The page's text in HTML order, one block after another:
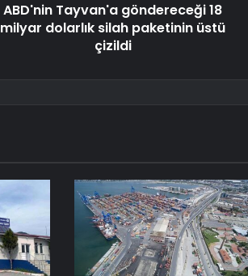
ABD'nin Tayvan'a göndereceği 18
milyar dolarlık silah paketinin üstü
çizildi